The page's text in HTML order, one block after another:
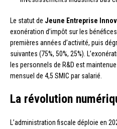
Le statut de Jeune Entreprise
exonération d’impôt sur les
premières années d’activité, puis
suivantes (75%, 50%, 25%).
les personnels de R&D est
mensuel de 4,5 SMIC par salarié.
La révolution
L’administration fiscale déploie en